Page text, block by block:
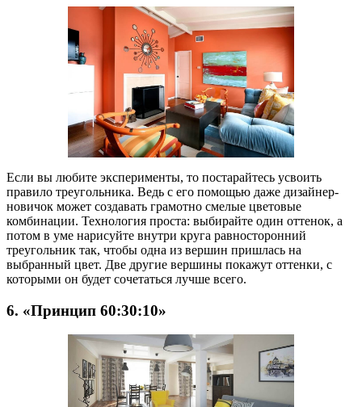
Если вы любите эксперименты, то постарайтесь усвоить
правило треугольника. Ведь с его помощью даже дизайнер-
новичок может создавать грамотно смелые цветовые
комбинации. Технология проста: выбирайте один оттенок, а
потом в уме нарисуйте внутри круга равносторонний
треугольник так, чтобы одна из вершин пришлась на
выбранный цвет. Две другие вершины покажут оттенки, с
которыми он будет сочетаться лучше всего.
6. «Принцип 60:30:10»